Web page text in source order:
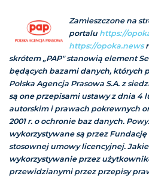
Zamieszczone na
portalu https://
https://opoka.news
skrótem „PAP" stanowią element
będących bazami danych, których
Polska Agencja Prasowa S.A. z
są one przepisami ustawy z dnia 4
autorskim i prawach pokrewnych
2001 r. o ochronie baz danych.
wykorzystywane są przez
stosownej umowy licencyjnej.
wykorzystywanie przez
przewidzianymi przez przepisy